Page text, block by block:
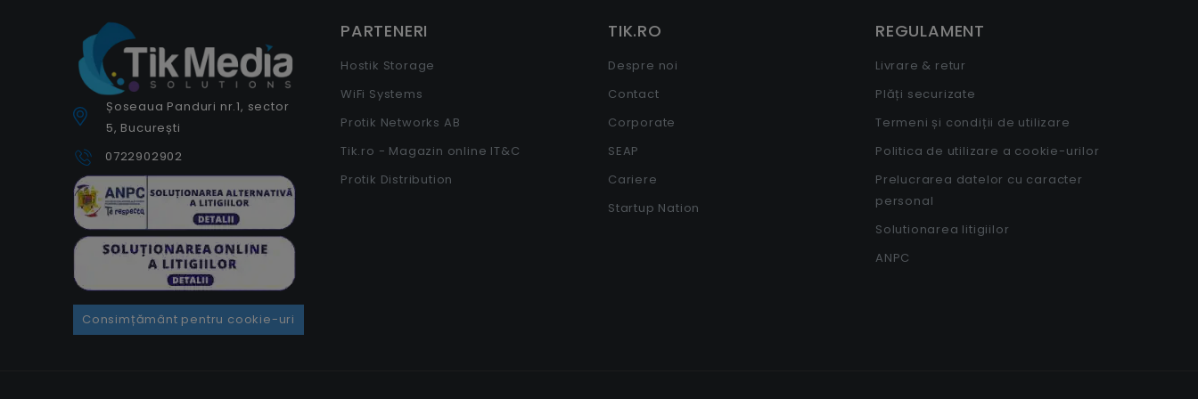
Șoseaua Panduri nr.1, sector
5, București
0722902902
Consimțământ pentru cookie-uri
PARTENERI
Hostik Storage
WiFi Systems
Protik Networks AB
Tik.ro - Magazin online IT&C
Protik Distribution
TIK.RO
Despre noi
Contact
Corporate
SEAP
Cariere
Startup Nation
REGULAMENT
Livrare & retur
Plăți securizate
Termeni și condiții de utilizare
Politica de utilizare a cookie-urilor
Prelucrarea datelor cu caracter
personal
Solutionarea litigiilor
ANPC